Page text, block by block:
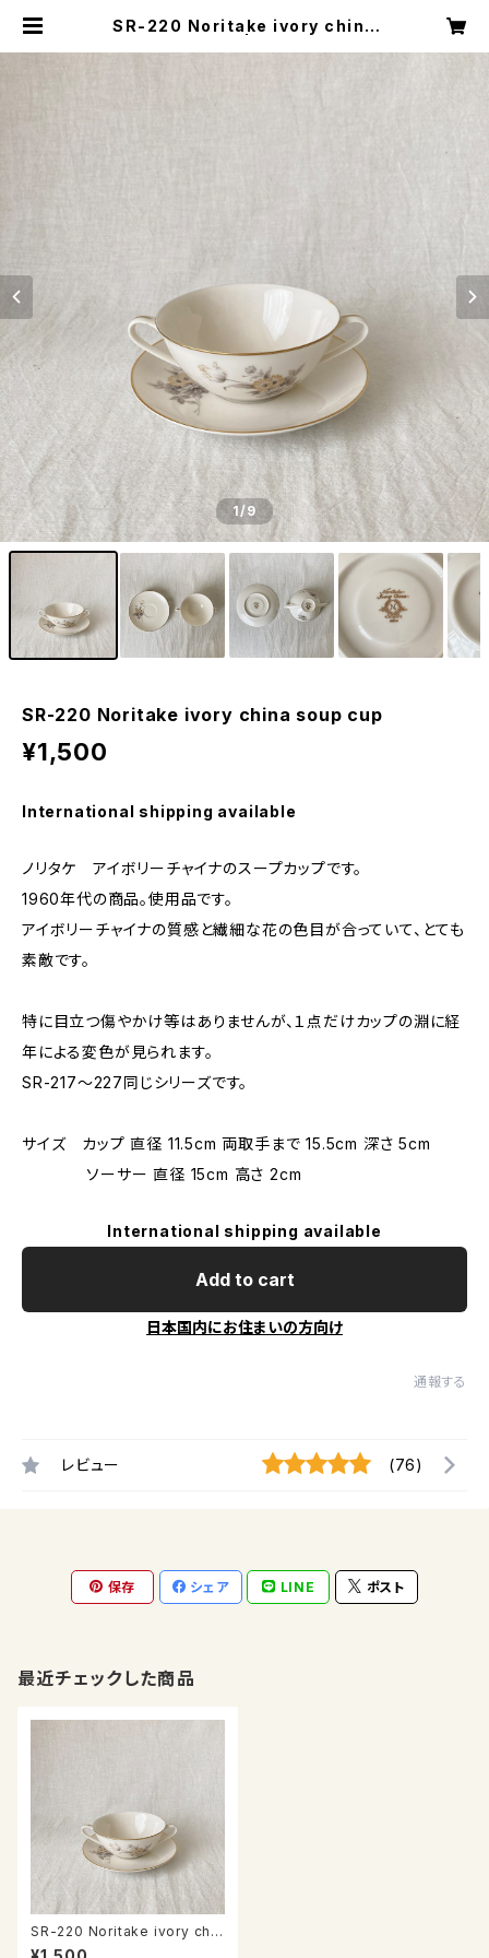
SR-220 Noritake ivory china
1/9
SR-220 Noritake ivory china soup cup
¥1,500
International shipping available
ノリタケ アイボリーチャイナのスープカップです。
1960年代の商品。使用品です。
アイボリーチャイナの質感と繊細な花の色目が合っていて、とても
素敵です。
特に目立つ傷やかけ等はありませんが、１点だけカップの淵に経
年による変色が見られます。
SR-217〜227同じシリーズです。
サイズ カップ 直径 11.5cm 両取手まで 15.5cm 深さ 5cm
ソーサー 直径 15cm 高さ 2cm
International shipping available
Add to cart
日本国内にお住まいの方向け
通報する
レビュー (76)
保存 シェア LINE ポスト
最近チェックした商品
SR-220 Noritake ivory chin
a soup cup